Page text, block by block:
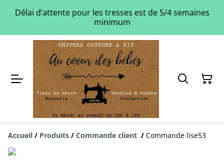
Délai d’attente pour les tresses est de 5/4 semaines
minimum
Accueil / Produits / Commande client / Commande lise53